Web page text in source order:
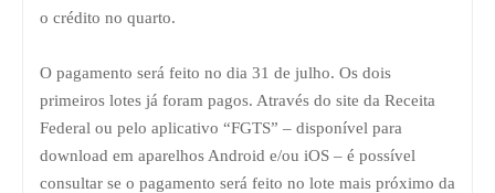
o crédito no quarto.
O pagamento será feito no dia 31 de julho. Os dois
primeiros lotes já foram pagos. Através do site da Receita
Federal ou pelo aplicativo “FGTS” – disponível para
download em aparelhos Android e/ou iOS – é possível
consultar se o pagamento será feito no lote mais próximo da